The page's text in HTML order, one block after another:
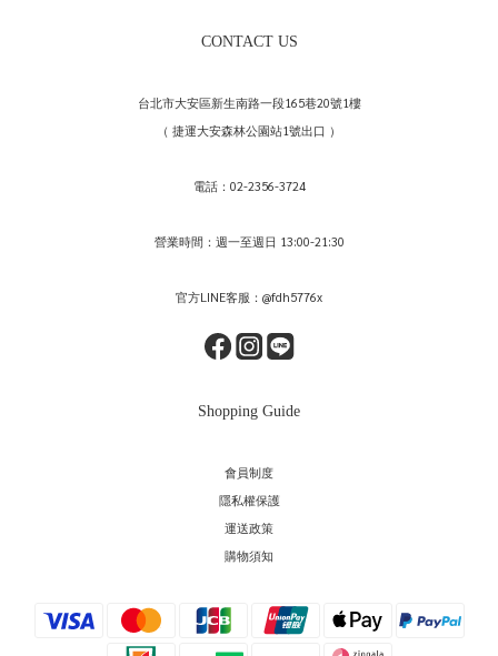
CONTACT US
台北市大安區新生南路一段165巷20號1樓
（ 捷運大安森林公園站1號出口 ）
電話：02-2356-3724
營業時間：週一至週日 13:00-21:30
官方LINE客服：@fdh5776x
Shopping Guide
會員制度
隱私權保護
運送政策
購物須知